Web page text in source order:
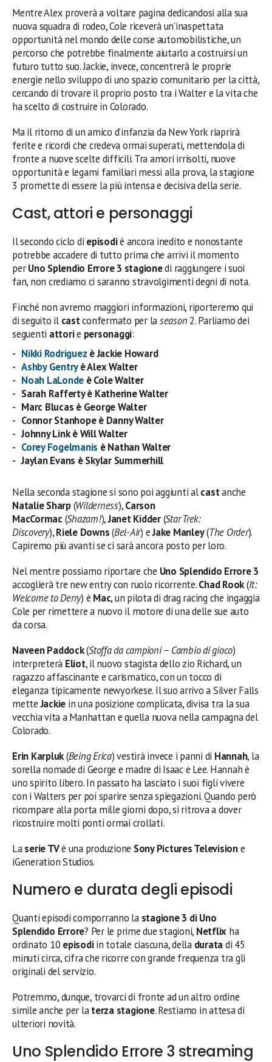
Mentre Alex proverà a voltare pagina dedicandosi alla sua
nuova squadra di rodeo, Cole riceverà un’inaspettata
opportunità nel mondo delle corse automobilistiche, un
percorso che potrebbe finalmente aiutarlo a costruirsi un
futuro tutto suo. Jackie, invece, concentrerà le proprie
energie nello sviluppo di uno spazio comunitario per la città,
cercando di trovare il proprio posto tra i Walter e la vita che
ha scelto di costruire in Colorado.
Ma il ritorno di un amico d’infanzia da New York riaprirà
ferite e ricordi che credeva ormai superati, mettendola di
fronte a nuove scelte difficili. Tra amori irrisolti, nuove
opportunità e legami familiari messi alla prova, la stagione
3 promette di essere la più intensa e decisiva della serie.
Cast, attori e personaggi
Il secondo ciclo di episodiè ancora inedito e nonostante
potrebbe accadere di tutto prima che arrivi il momento
perUno Splendio Errore 3 stagionedi raggiungere i suoi
fan, non crediamo ci saranno stravolgimenti degni di nota.
Finché non avremo maggiori informazioni, riporteremo qui
di seguito il castconfermato per laseason2. Parliamo dei
seguenti attorie personaggi:
Nikki Rodriguez è Jackie Howard
Ashby Gentryè Alex Walter
Noah LaLonde è Cole Walter
Sarah Rafferty è Katherine Walter
Marc Blucas è George Walter
Connor Stanhope è Danny Walter
Johnny Link è Will Walter
Corey Fogelmanis è Nathan Walter
Jaylan Evans è Skylar Summerhill
Nella seconda stagione si sono poi aggiunti alcastanche
Natalie Sharp(Wilderness),Carson
MacCormac (Shazam!),Janet Kidder(Star Trek:
Discovery),Riele Downs(Bel-Air) eJake Manley(The Order).
Capiremo più avanti se ci sarà ancora posto per loro.
Nel mentre possiamo riportare che Uno Splendido Errore 3
accoglierà tre new entry con ruolo ricorrente.Chad Rook(It:
Welcome to Derry) è Mac, un pilota di drag racing che ingaggia
Cole per rimettere a nuovo il motore di una delle sue auto
da corsa.
Naveen Paddock(Stoffa da campioni – Cambio di gioco)
interpreterà Eliot, il nuovo stagista dello zio Richard, un
ragazzo affascinante e carismatico, con un tocco di
eleganza tipicamente newyorkese. Il suo arrivo a Silver Falls
metteJackie in una posizione complicata, divisa tra la sua
vecchia vita a Manhattan e quella nuova nella campagna del
Colorado.
Erin Karpluk(Being Erica) vestirà invece i panni di Hannah, la
sorella nomade di George e madre di Isaac e Lee. Hannah è
uno spirito libero. In passato ha lasciato i suoi figli vivere
con i Walters per poi sparire senza spiegazioni. Quando però
ricompare alla porta mille giorni dopo, si ritrova a dover
ricostruire molti ponti ormai crollati.
Laserie TVè una produzione Sony Pictures Televisione
iGeneration Studios.
Numero e durata degli episodi
Quanti episodi comporranno la stagione 3 di Uno
Splendido Errore? Per le prime due stagioni, Netflix ha
ordinato 10 episodiin totale ciascuna, della duratadi 45
minuti circa, cifra che ricorre con grande frequenza tra gli
originali del servizio.
Potremmo, dunque, trovarci di fronte ad un altro ordine
simile anche per laterza stagione. Restiamo in attesa di
ulteriori novità.
Uno Splendido Errore 3 streaming